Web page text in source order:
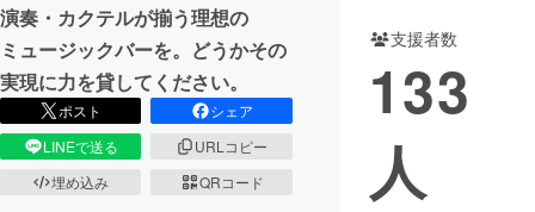
演奏・カクテルが揃う理想の
ミュージックバーを。どうかその
実現に力を貸してください。
ポスト
シェア
LINEで送る
URLコピー
埋め込み
QRコード
支援者数
133
人